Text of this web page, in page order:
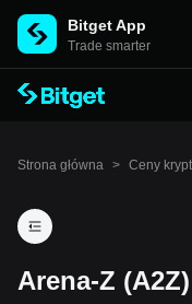
Bitget App
Trade smarter
Strona główna > Ceny
Arena-Z